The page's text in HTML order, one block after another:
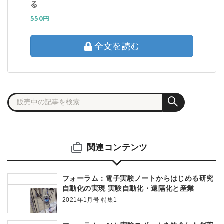
る
550円
全文を読む
関連コンテンツ
フォーラム：電子実験ノートからはじめる研究
自動化の実現 実験自動化・遠隔化と産業
2021年1月号 特集1